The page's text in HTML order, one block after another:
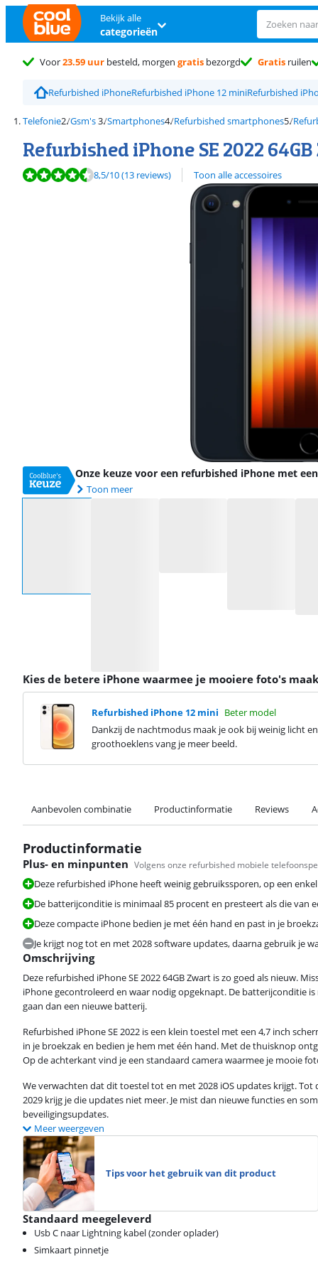
Bekijk alle
categorieën
Voor23.59 uur besteld, morgen gratis bezorgd Gratis ruilen
Refurbished iPhoneRefurbished iPhone 12 miniRefurbished
Telefonie Gsm's Smartphones Refurbished smartphones
Refurbished iPhone SE 2022
Beoordeling is 8,5 van de 10, gebaseerd op 13 reviews.
8,5/10(13 reviews) Toon alle accessoires
Onze keuze voor een refurbished iPhone met
Toon meer
Kies de betere iPhone waarmee je mooiere foto's
Refurbished iPhone 12 mini Beter model
Dankzij de nachtmodus maak je ook bij weinig licht
groothoeklens vang je meer beeld.
Aanbevolen combinatie Productinformatie Reviews
Productinformatie
Plus- en minpunten Volgens onze refurbished mobiele
Deze refurbished iPhone heeft weinig gebruikssporen, op een
De batterijconditie is minimaal 85 procent en presteert als die van
Deze compacte iPhone bedien je met één hand en past in je
Je krijgt nog tot en met 2028 software updates, daarna gebruik je
Omschrijving
Deze refurbished iPhone SE 2022 64GB Zwart is zo goed als nieuw.
iPhone gecontroleerd en waar nodig opgeknapt. De batterijconditie
gaan dan een nieuwe batterij.
Refurbished iPhone SE 2022 is een klein toestel met een 4,7 inch
in je broekzak en bedien je hem met één hand. Met de thuisknop
Op de achterkant vind je een standaard camera waarmee je mooie
We verwachten dat dit toestel tot en met 2028 iOS updates krijgt.
2029 krijg je die updates niet meer. Je mist dan nieuwe functies en
beveiligingsupdates.
Meer weergeven
Tips voor het gebruik van dit product
Standaard meegeleverd
Usb C naar Lightning kabel (zonder oplader)
Simkaart pinnetje